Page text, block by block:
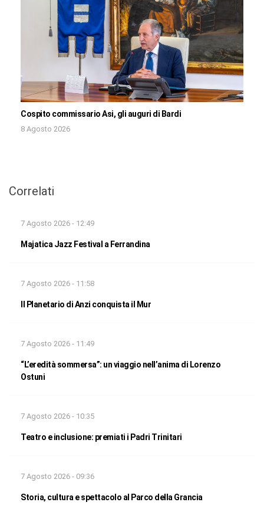
Cospito commissario Asi, gli auguri di Bardi
8 Agosto 2026
Correlati
7 Agosto 2026 - 12:49
Majatica Jazz Festival a Ferrandina
7 Agosto 2026 - 11:58
Il Planetario di Anzi conquista il Mur
7 Agosto 2026 - 11:49
“L’eredità sommersa”: un viaggio nell’anima di Lorenzo
Ostuni
7 Agosto 2026 - 10:35
Teatro e inclusione: premiati i Padri Trinitari
7 Agosto 2026 - 09:36
Storia, cultura e spettacolo al Parco della Grancia